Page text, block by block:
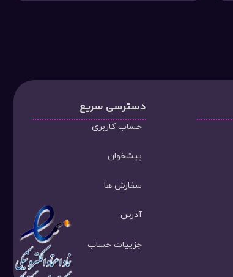
دسترسی سریع
حساب کاربری
پیشخوان
سفارش ها
آدرس
جزییات حساب